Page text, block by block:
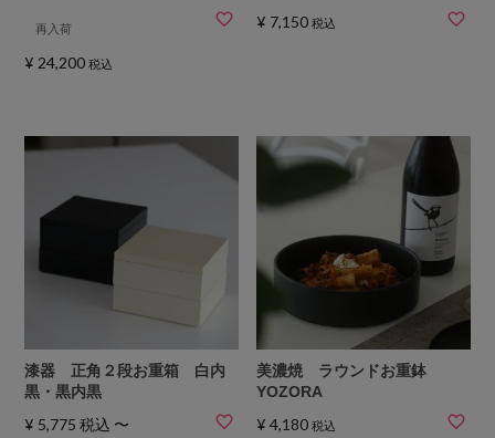
再入荷
¥ 24,200 税込
¥ 7,150 税込
漆器 正角２段お重箱 白内
黒・黒内黒
¥ 5,775 税込 〜
美濃焼 ラウンドお重鉢
YOZORA
¥ 4,180 税込